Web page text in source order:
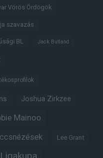
Vörös Ördögök
szavazás
BL Jack Butland
Joshua Zirkzee
Mainoo
Lee Grant